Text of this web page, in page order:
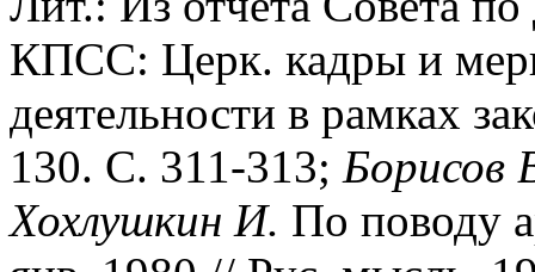
КПСС: Церк. кадры и
деятельности в рамках
130. С. 311-313; Борисов
Хохлушкин И. По поводу